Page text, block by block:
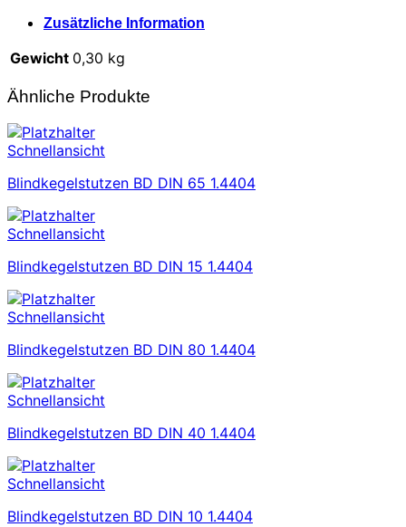
Zusätzliche Information
Gewicht 0,30 kg
Ähnliche Produkte
Schnellansicht
Blindkegelstutzen BD DIN 65 1.4404
Schnellansicht
Blindkegelstutzen BD DIN 15 1.4404
Schnellansicht
Blindkegelstutzen BD DIN 80 1.4404
Schnellansicht
Blindkegelstutzen BD DIN 40 1.4404
Schnellansicht
Blindkegelstutzen BD DIN 10 1.4404